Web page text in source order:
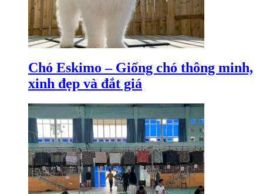
Chó Eskimo – Giống chó thông minh,
xinh đẹp và đắt giá